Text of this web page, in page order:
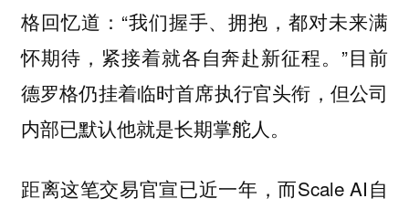
格回忆道：“我们握手、拥抱，都对未来满
怀期待，紧接着就各自奔赴新征程。”目前
德罗格仍挂着临时首席执行官头衔，但公司
内部已默认他就是长期掌舵人。
距离这笔交易官宣已近一年，而Scale AI自